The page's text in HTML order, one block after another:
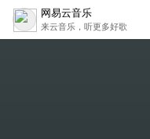
网易云音乐
来云音乐，听更多好歌